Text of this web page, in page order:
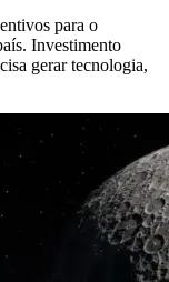
para o
Investimento
gerar tecnologia,